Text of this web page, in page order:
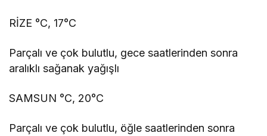
RİZE °C, 17°C
Parçalı ve çok bulutlu, gece saatlerinden sonra
aralıklı sağanak yağışlı
SAMSUN °C, 20°C
Parçalı ve çok bulutlu, öğle saatlerinden sonra